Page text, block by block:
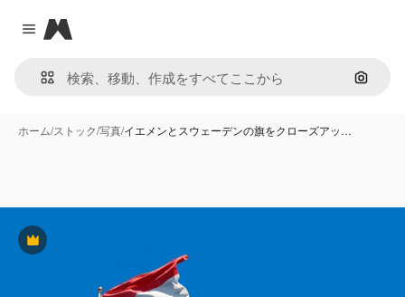
Close menu
Magnific
画像で
ホーム/ストック/写真/イエメンとスウェーデンの旗をクローズアッ…
Premium